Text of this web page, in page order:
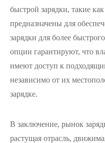
быстрой зарядки, такие
предназначены для
зарядки для более
опции гарантируют, что
имеют доступ к
независимо от их
зарядке.
В заключение, рынок
растущая отрасль,